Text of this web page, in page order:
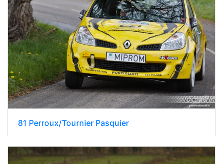
81 Perroux/Tournier Pasquier